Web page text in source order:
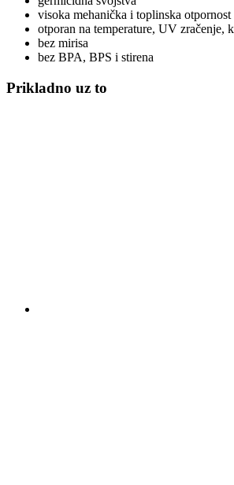
visoka mehanička i toplinska otpornost
otporan na temperature, UV zračenje,
bez mirisa
bez BPA, BPS i stirena
Prikladno uz to